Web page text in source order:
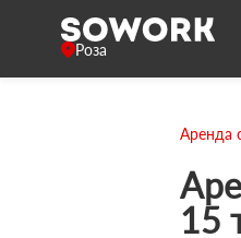
Роза
Аренда
15